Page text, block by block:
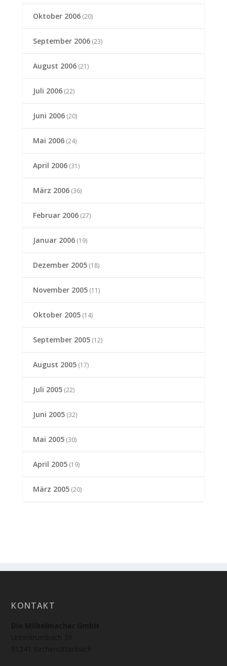
Oktober 2006(20)
September 2006(23)
August 2006(21)
Juli 2006(22)
Juni 2006(20)
Mai 2006(24)
April 2006(31)
März 2006(36)
Februar 2006(27)
Januar 2006(19)
Dezember 2005(18)
November 2005(11)
Oktober 2005(14)
September 2005(12)
August 2005(17)
Juli 2005(22)
Juni 2005(32)
Mai 2005(30)
April 2005(19)
März 2005(20)
KONTAKT